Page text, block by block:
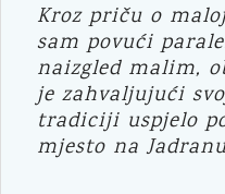
Kroz priču o
sam povući
naizgled malim,
je zahvaljujući
tradiciji uspjelo
mjesto na